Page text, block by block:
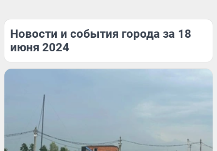
Новости и события города за 18
июня 2024